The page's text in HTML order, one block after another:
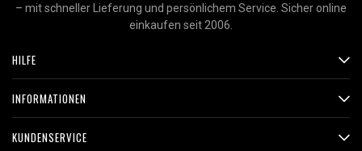
– mit schneller Lieferung und persönlichem Service. Sicher online
einkaufen seit 2006.
HILFE
INFORMATIONEN
KUNDENSERVICE